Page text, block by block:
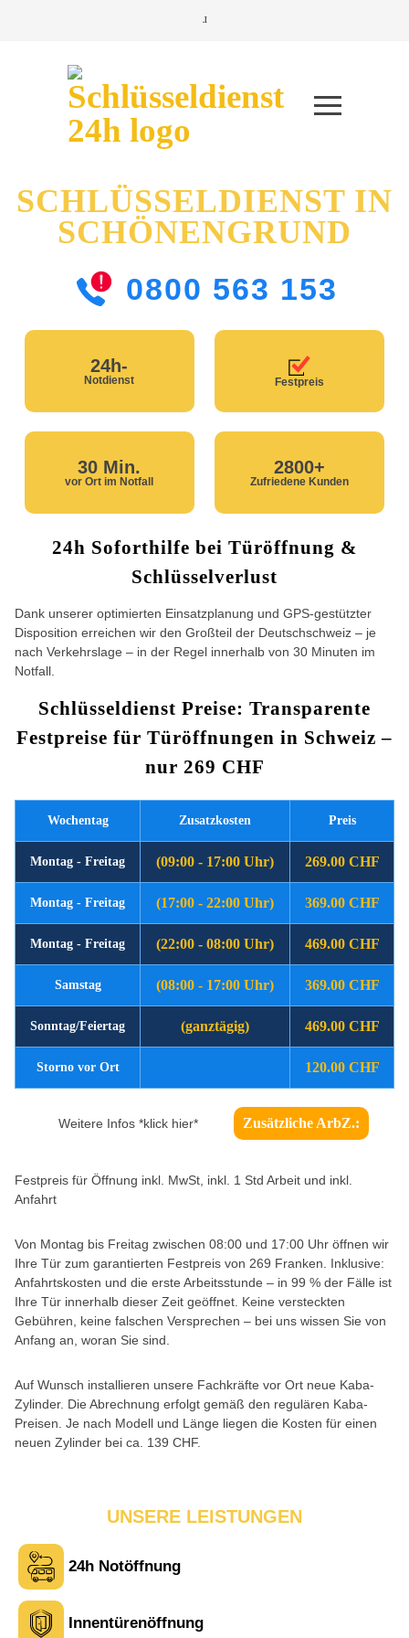
SCHLÜSSELDIENST IN
SCHÖNENGRUND
0800 563 153
24h-
Notdienst Festpreis
30 Min.
vor Ort im Notfall
2800+
Zufriedene Kunden
24h Soforthilfe bei Türöffnung &
Schlüsselverlust
Dank unserer optimierten Einsatzplanung und GPS-gestützter
Disposition erreichen wir den Großteil der Deutschschweiz – je
nach Verkehrslage – in der Regel innerhalb von 30 Minuten im
Notfall.
Schlüsseldienst Preise: Transparente
Festpreise für Türöffnungen in Schweiz –
nur 269 CHF
Wochentag Zusatzkosten Preis
Montag - Freitag (09:00 - 17:00 Uhr) 269.00 CHF
Montag - Freitag (17:00 - 22:00 Uhr) 369.00 CHF
Montag - Freitag (22:00 - 08:00 Uhr) 469.00 CHF
Samstag (08:00 - 17:00 Uhr) 369.00 CHF
Sonntag/Feiertag (ganztägig) 469.00 CHF
Storno vor Ort 120.00 CHF
Weitere Infos *klick hier* Zusätzliche ArbZ.:
Festpreis für Öffnung inkl. MwSt, inkl. 1 Std Arbeit und inkl.
Anfahrt
Von Montag bis Freitag zwischen 08:00 und 17:00 Uhr öffnen wir
Ihre Tür zum garantierten Festpreis von 269 Franken. Inklusive:
Anfahrtskosten und die erste Arbeitsstunde – in 99 % der Fälle ist
Ihre Tür innerhalb dieser Zeit geöffnet. Keine versteckten
Gebühren, keine falschen Versprechen – bei uns wissen Sie von
Anfang an, woran Sie sind.
Auf Wunsch installieren unsere Fachkräfte vor Ort neue Kaba-
Zylinder. Die Abrechnung erfolgt gemäß den regulären Kaba-
Preisen. Je nach Modell und Länge liegen die Kosten für einen
neuen Zylinder bei ca. 139 CHF.
UNSERE LEISTUNGEN
24h Notöffnung
Innentürenöffnung